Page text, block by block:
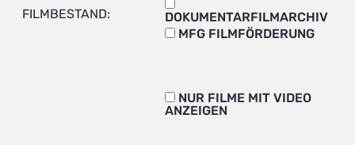
FILMBESTAND:
DOKUMENTARFILMARCHIV
MFG FILMFÖRDERUNG
NUR FILME MIT VIDEO
ANZEIGEN